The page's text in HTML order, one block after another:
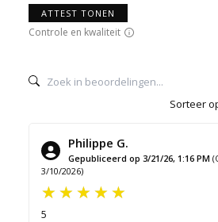
ATTEST TONEN
Controle en kwaliteit
Sorteer
Philippe G.
Gepubliceerd op 3/21/26, 1:16 PM
3/10/2026)
5